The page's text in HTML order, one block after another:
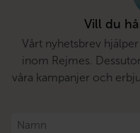
Vill du
Vårt nyhetsbrev
inom Rejmes.
våra kampanjer och
Namn